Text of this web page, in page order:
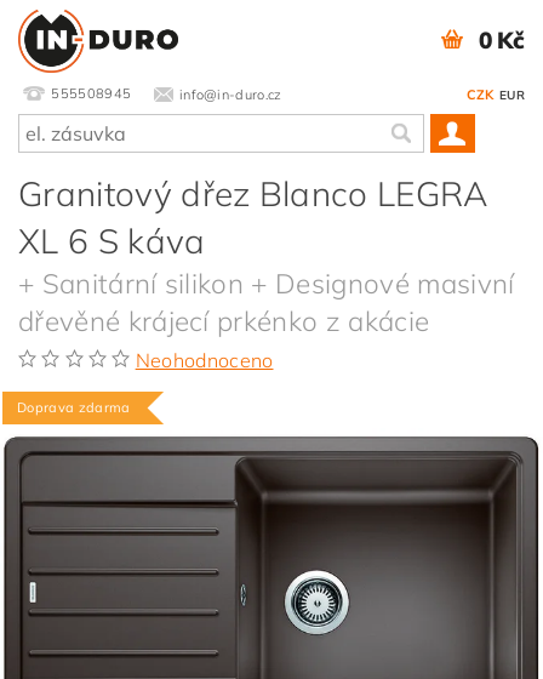
555508945 info@in-duro.cz CZK EUR
0 Kč
Granitový dřez Blanco LEGRA
XL 6 S káva
+ Sanitární silikon + Designové masivní
dřevěné krájecí prkénko z akácie
Neohodnoceno
Doprava zdarma